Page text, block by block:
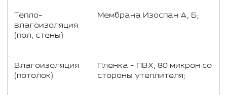
Тепло-
влагоизоляция
(пол, стены)
Мембрана Изоспан А, Б;
Влагоизоляция
(потолок)
Пленка - ПВХ, 80 микрон со
стороны утеплителя;